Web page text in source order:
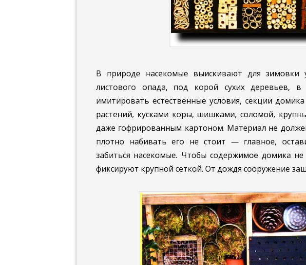
В природе насекомые выискивают для зимовки
листового опада, под корой сухих деревьев,
имитировать естественные условия, секции
растений, кусками коры, шишками, соломой,
даже гофрированным картоном. Материал не
плотно набивать его не стоит — главное,
забиться насекомые. Чтобы содержимое домика
фиксируют крупной сеткой. От дождя сооружение